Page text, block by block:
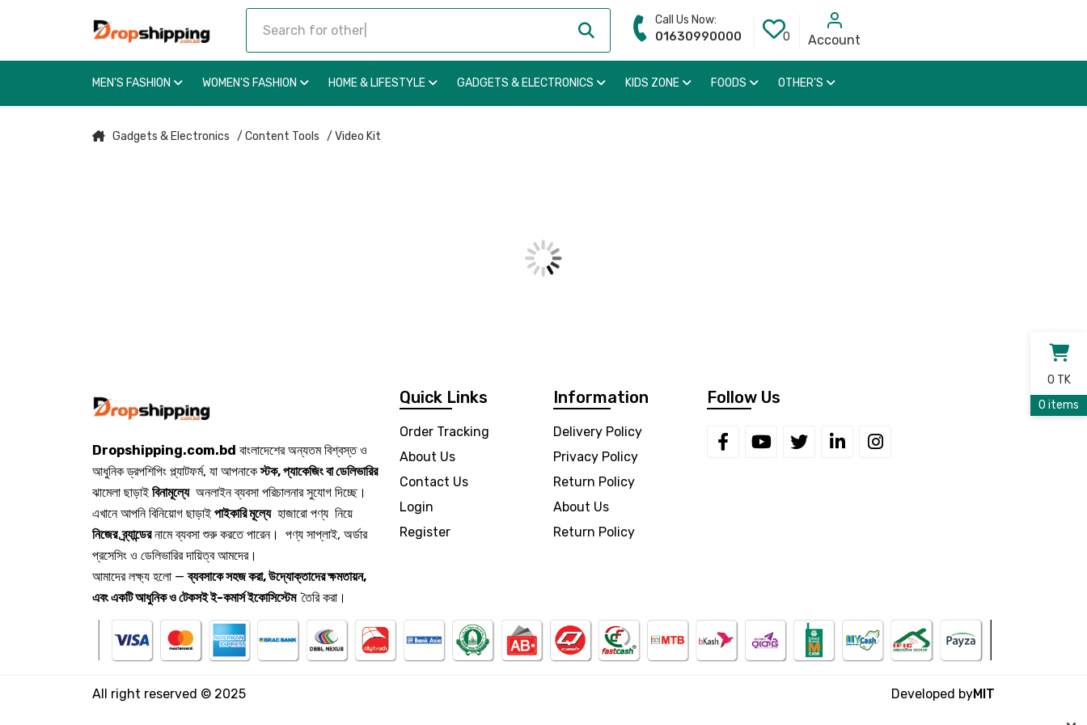
Call Us Now:
01630990000 0 Account
MEN'S FASHION WOMEN'S FASHION HOME & LIFESTYLE GADGETS & ELECTRONICS KIDS ZONE FOODS OTHER'S
Gadgets & Electronics / Content Tools / Video Kit
Dropshipping.com.bd বাংলাদেশের অন্যতম বিশ্বস্ত ও
আধুনিক ড্রপশিপিং প্ল্যাটফর্ম, যা আপনাকেস্টক, প্যাকেজিং বা ডেলিভারির
ঝামেলা ছাড়াই বিনামূল্যেঅনলাইন ব্যবসা পরিচালনার সুযোগ দিচ্ছে।
এখানে আপনি বিনিয়োগ ছাড়াই পাইকারি মূল্যেহাজারো পণ্য নিয়ে
নিজের ব্র্যান্ডেরনামে ব্যবসা শুরু করতে পারেন। পণ্য সাপ্লাই, অর্ডার
প্রসেসিং ও ডেলিভারির দায়িত্ব আমদের।
আমাদের লক্ষ্য হলো —ব্যবসাকে সহজ করা, উদ্যোক্তাদের ক্ষমতায়ন,
এবং একটি আধুনিক ও টেকসই ই-কমার্স ইকোসিস্টেম তৈরি করা।
Quick Links
Order Tracking
About Us
Contact Us
Login
Register
Information
Delivery Policy
Privacy Policy
Return Policy
About Us
Return Policy
Follow Us
All right reserved © 2025 Developed byMIT
0 TK
0 items